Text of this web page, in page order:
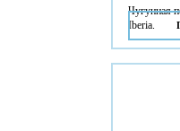
Чугунная
Iberia.